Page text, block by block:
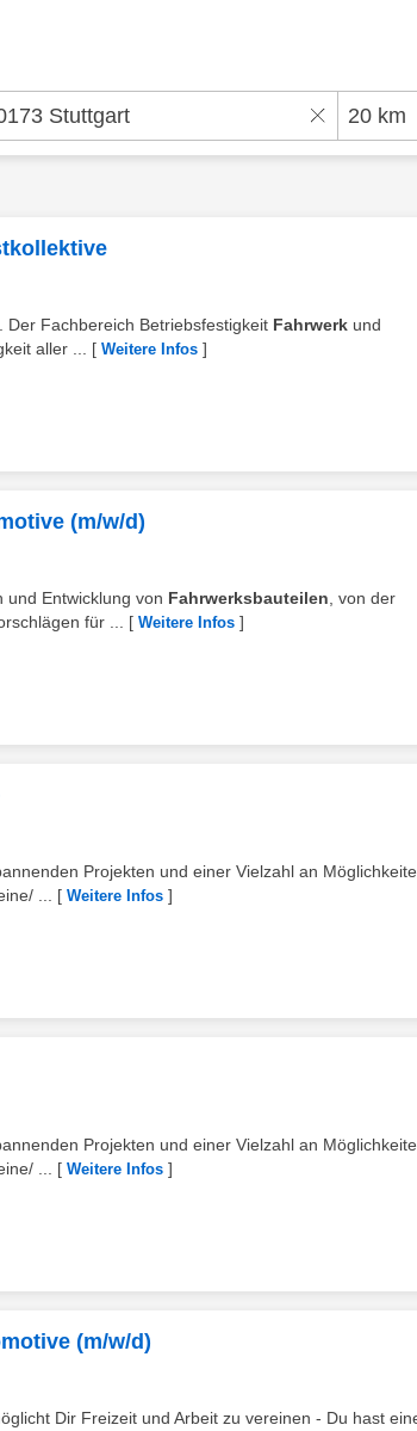
Der Fachbereich Betriebsfestigkeit Fahrwerk und
aller ...
[ Weitere Infos ]
(m/w/d)
und Entwicklung von Fahrwerksbauteilen , von der
für ...
[ Weitere Infos ]
Projekten und einer Vielzahl an
...
[ Weitere Infos ]
Projekten und einer Vielzahl an
...
[ Weitere Infos ]
(m/w/d)
Dir Freizeit und Arbeit zu vereinen - Du hast